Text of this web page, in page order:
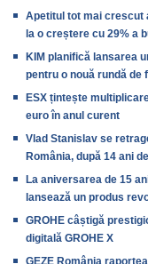
Apetitul tot mai crescut
la o creștere cu 29% a
KIM planifică lansarea
pentru o nouă rundă de
ESX țintește
euro în anul curent
Vlad Stanislav se
România, după 14 ani
La aniversarea de 15
lansează un produs
GROHE câștigă
digitală GROHE X
GEZE România